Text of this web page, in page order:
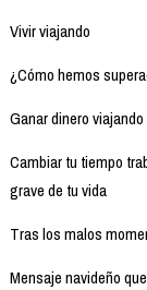
Vivir viajando
¿Cómo hemos
Ganar dinero viajando
Cambiar tu tiempo
grave de tu vida
Tras los malos
Mensaje navideño